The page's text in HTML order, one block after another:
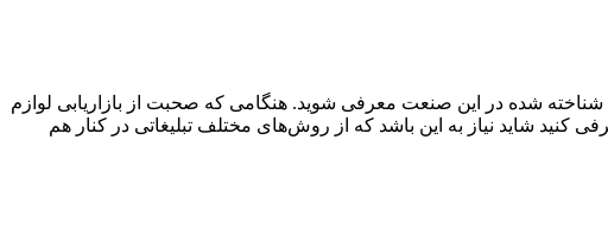
شده در این صنعت معرفی شوید. هنگامی‌ که صحبت از بازاریابی لوازم
کنید شاید نیاز به این باشد که از روش‌های مختلف تبلیغاتی در کنار هم